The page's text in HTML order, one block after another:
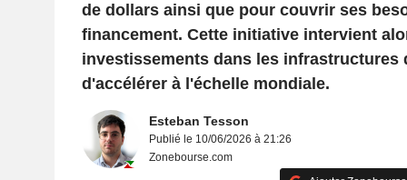
de dollars ainsi que pour couvrir ses
financement. Cette initiative intervient
investissements dans les infrastructures
d'accélérer à l'échelle mondiale.
Esteban Tesson
Publié le 10/06/2026 à 21:26
Zonebourse.com